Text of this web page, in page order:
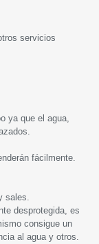
servicios
ya que el agua,
fácilmente.
sales.
desprotegida, es
consigue un
al agua y otros.